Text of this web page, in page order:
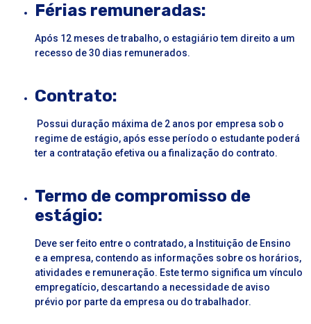
Férias remuneradas:
Após 12 meses de trabalho, o estagiário tem direito a um
recesso de 30 dias remunerados.
Contrato:
Possui duração máxima de 2 anos por empresa sob o
regime de estágio, após esse período o estudante poderá
ter a contratação efetiva ou a finalização do contrato.
Termo de compromisso de
estágio:
Deve ser feito entre o contratado, a Instituição de Ensino
e a empresa, contendo as informações sobre os horários,
atividades e remuneração. Este termo significa um vínculo
empregatício, descartando a necessidade de aviso
prévio por parte da empresa ou do trabalhador.